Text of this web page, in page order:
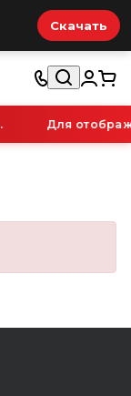
Скачать
Для